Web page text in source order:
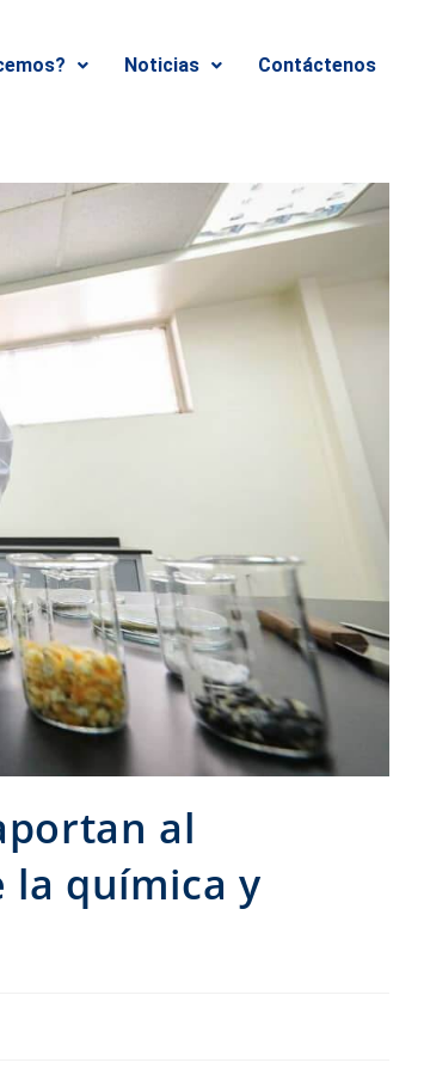
Noticias Contáctenos
al
la química y